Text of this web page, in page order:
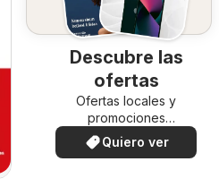
Descubre las
ofertas
Ofertas locales y
promociones
especiales.
Quiero ver